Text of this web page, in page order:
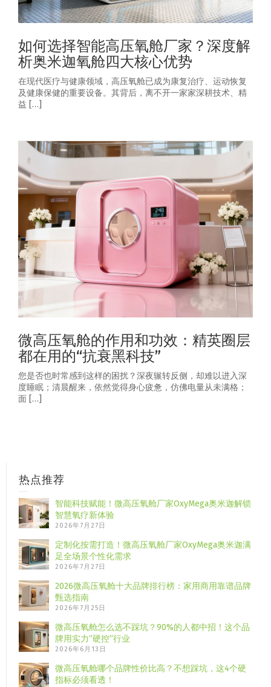
如何选择智能高压氧舱厂家？深度解
析奥米迦氧舱四大核心优势
在现代医疗与健康领域，高压氧舱已成为康复治疗、运动恢复
及健康保健的重要设备。其背后，离不开一家家深耕技术、精
益 […]
微高压氧舱的作用和功效：精英圈层
都在用的“抗衰黑科技”
您是否也时常感到这样的困扰？深夜辗转反侧，却难以进入深
度睡眠；清晨醒来，依然觉得身心疲惫，仿佛电量从未满格；
面 […]
热点推荐
智能科技赋能！微高压氧舱厂家OxyMega奥米迦解锁
智慧氧疗新体验
2026年7月27日
定制化按需打造！微高压氧舱厂家OxyMega奥米迦满
足全场景个性化需求
2026年7月27日
2026微高压氧舱十大品牌排行榜：家用商用靠谱品牌
甄选指南
2026年7月25日
微高压氧舱怎么选不踩坑？90%的人都中招！这个品
牌用实力“硬控”行业
2026年6月13日
微高压氧舱哪个品牌性价比高？不想踩坑，这4个硬
指标必须看透！